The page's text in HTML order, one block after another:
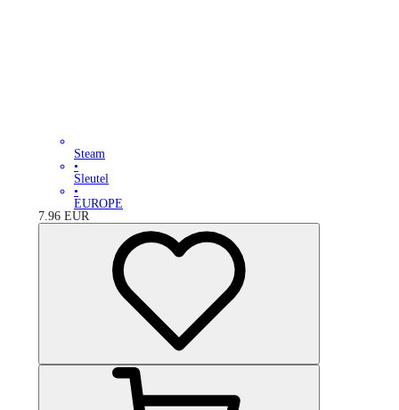
Steam
•
Sleutel
•
EUROPE
7.96 EUR